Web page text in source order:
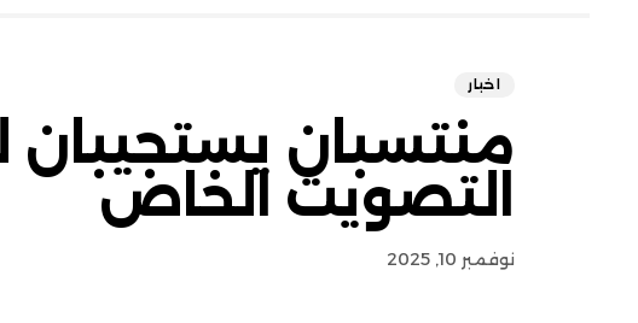
اخبار
منتسبان يستجيبان
التصويت الخاص
نوفمبر 10, 2025